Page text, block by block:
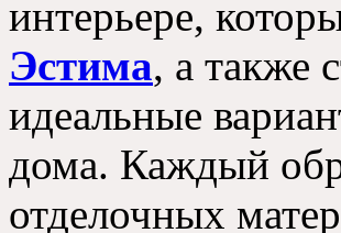
интерьере,
Эстима, а также
идеальные
дома. Каждый
отделочных